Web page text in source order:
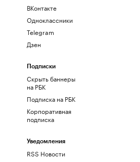
ВКонтакте
Одноклассники
Telegram
Дзен
Подписки
Скрыть баннеры
на РБК
Подписка на РБК
Корпоративная
подписка
Уведомления
RSS Новости